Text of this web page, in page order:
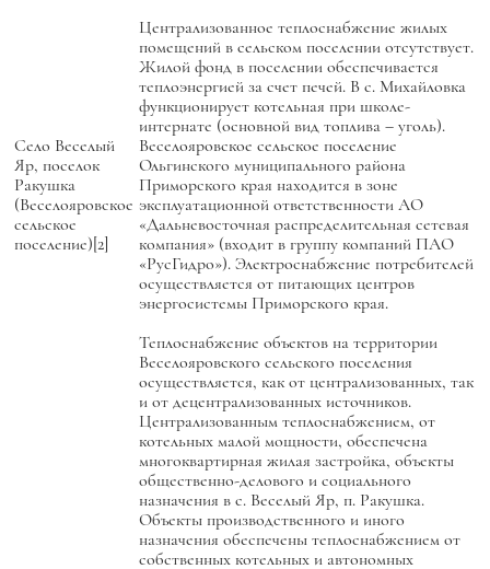
Централизованное теплоснабжение жилых
помещений в сельском поселении отсутствует.
Жилой фонд в поселении обеспечивается
теплоэнергией за счет печей. В с. Михайловка
функционирует котельная при школе-
интернате (основной вид топлива – уголь).
Село Веселый
Яр, поселок
Ракушка
(Веселояровское
сельское
поселение)[2]
Веселояровское сельское поселение
Ольгинского муниципального района
Приморского края находится в зоне
эксплуатационной ответственности АО
«Дальневосточная распределительная сетевая
компания» (входит в группу компаний ПАО
«РусГидро»). Электроснабжение потребителей
осуществляется от питающих центров
энергосистемы Приморского края.
Теплоснабжение объектов на территории
Веселояровского сельского поселения
осуществляется, как от централизованных, так
и от децентрализованных источников.
Централизованным теплоснабжением, от
котельных малой мощности, обеспечена
многоквартирная жилая застройка, объекты
общественно-делового и социального
назначения в с. Веселый Яр, п. Ракушка.
Объекты производственного и иного
назначения обеспечены теплоснабжением от
собственных котельных и автономных